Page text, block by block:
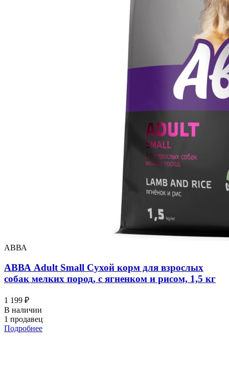
АВВА
АВВА Adult Small Сухой корм для взрослых
собак мелких пород, с ягненком и рисом, 1,5 кг
1 199 ₽
В наличии
1 продавец
Подробнее